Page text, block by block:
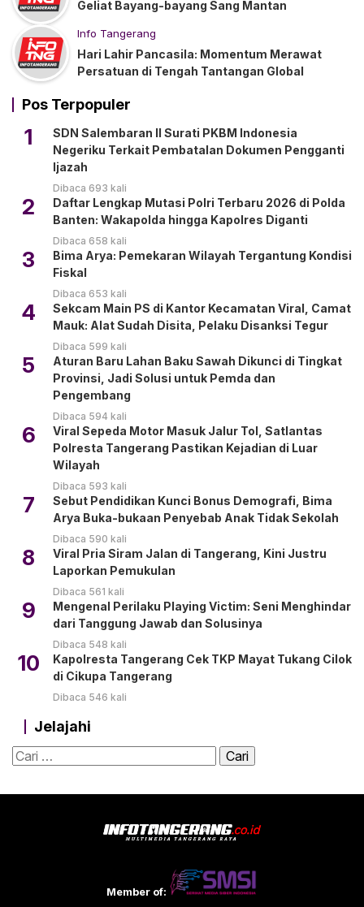
Geliat Bayang-bayang Sang Mantan
Info Tangerang
Hari Lahir Pancasila: Momentum Merawat
Persatuan di Tengah Tantangan Global
Pos Terpopuler
1
SDN Salembaran II Surati PKBM Indonesia
Negeriku Terkait Pembatalan Dokumen Pengganti
Ijazah
Dibaca 693 kali
2
Daftar Lengkap Mutasi Polri Terbaru 2026 di Polda
Banten: Wakapolda hingga Kapolres Diganti
Dibaca 658 kali
3
Bima Arya: Pemekaran Wilayah Tergantung Kondisi
Fiskal
Dibaca 653 kali
4
Sekcam Main PS di Kantor Kecamatan Viral, Camat
Mauk: Alat Sudah Disita, Pelaku Disanksi Tegur
Dibaca 599 kali
5
Aturan Baru Lahan Baku Sawah Dikunci di Tingkat
Provinsi, Jadi Solusi untuk Pemda dan
Pengembang
Dibaca 594 kali
6
Viral Sepeda Motor Masuk Jalur Tol, Satlantas
Polresta Tangerang Pastikan Kejadian di Luar
Wilayah
Dibaca 593 kali
7
Sebut Pendidikan Kunci Bonus Demografi, Bima
Arya Buka-bukaan Penyebab Anak Tidak Sekolah
Dibaca 590 kali
8
Viral Pria Siram Jalan di Tangerang, Kini Justru
Laporkan Pemukulan
Dibaca 561 kali
9
Mengenal Perilaku Playing Victim: Seni Menghindar
dari Tanggung Jawab dan Solusinya
Dibaca 548 kali
10
Kapolresta Tangerang Cek TKP Mayat Tukang Cilok
di Cikupa Tangerang
Dibaca 546 kali
Jelajahi
Cari
Member of: